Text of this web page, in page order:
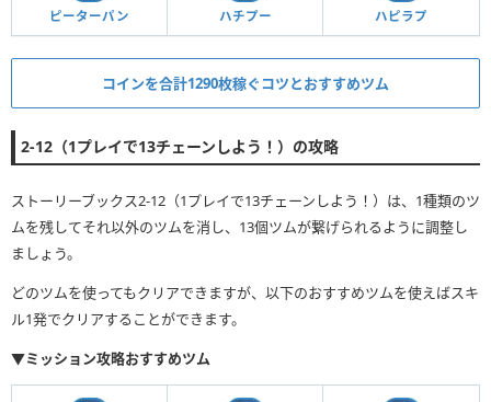
ピーターパン ハチプー ハピラプ
コインを合計1290枚稼ぐコツとおすすめツム
2-12（1プレイで13チェーンしよう！）の攻略
ストーリーブックス2-12（1プレイで13チェーンしよう！）は、1種類のツ
ムを残してそれ以外のツムを消し、13個ツムが繋げられるように調整し
ましょう。
どのツムを使ってもクリアできますが、以下のおすすめツムを使えばスキ
ル1発でクリアすることができます。
▼ミッション攻略おすすめツム